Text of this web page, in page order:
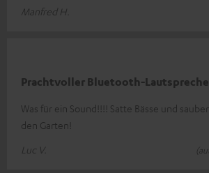
Manfred H.
Prachtvoller Bluetooth-
Was für ein Sound!!!! Satte Bässe und
den Garten!
Luc V.